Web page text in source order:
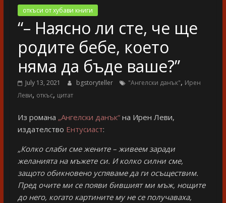
откъси от хубави книги
“– Наясно ли сте, че ще
родите бебе, което
няма да бъде ваше?”
July 13, 2021 bgstoryteller "Ангелски данък", Ирен
Леви, откъс, цитат
Из романа „Ангелски данък“на Ирен Леви,
издателство Ентусиаст:
„Колко слаби смежените – живеем заради
желанията на мъжетеси. И колко силни сме,
защото обикновено успяваме да ги осъществим.
Пред очите ми се появибившият ми мъж, нощите
до него, когато картините му не се получаваха,